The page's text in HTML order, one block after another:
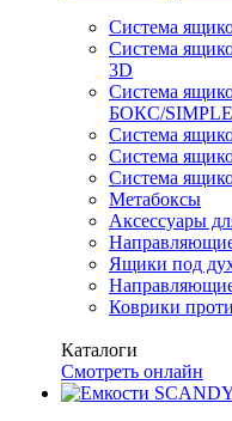
Система
Система
3D
Система
БОКС/
Система
Система
Система
Метабоксы
Аксессуары
Ящики под
Коврики
Каталоги
Смотреть онлайн